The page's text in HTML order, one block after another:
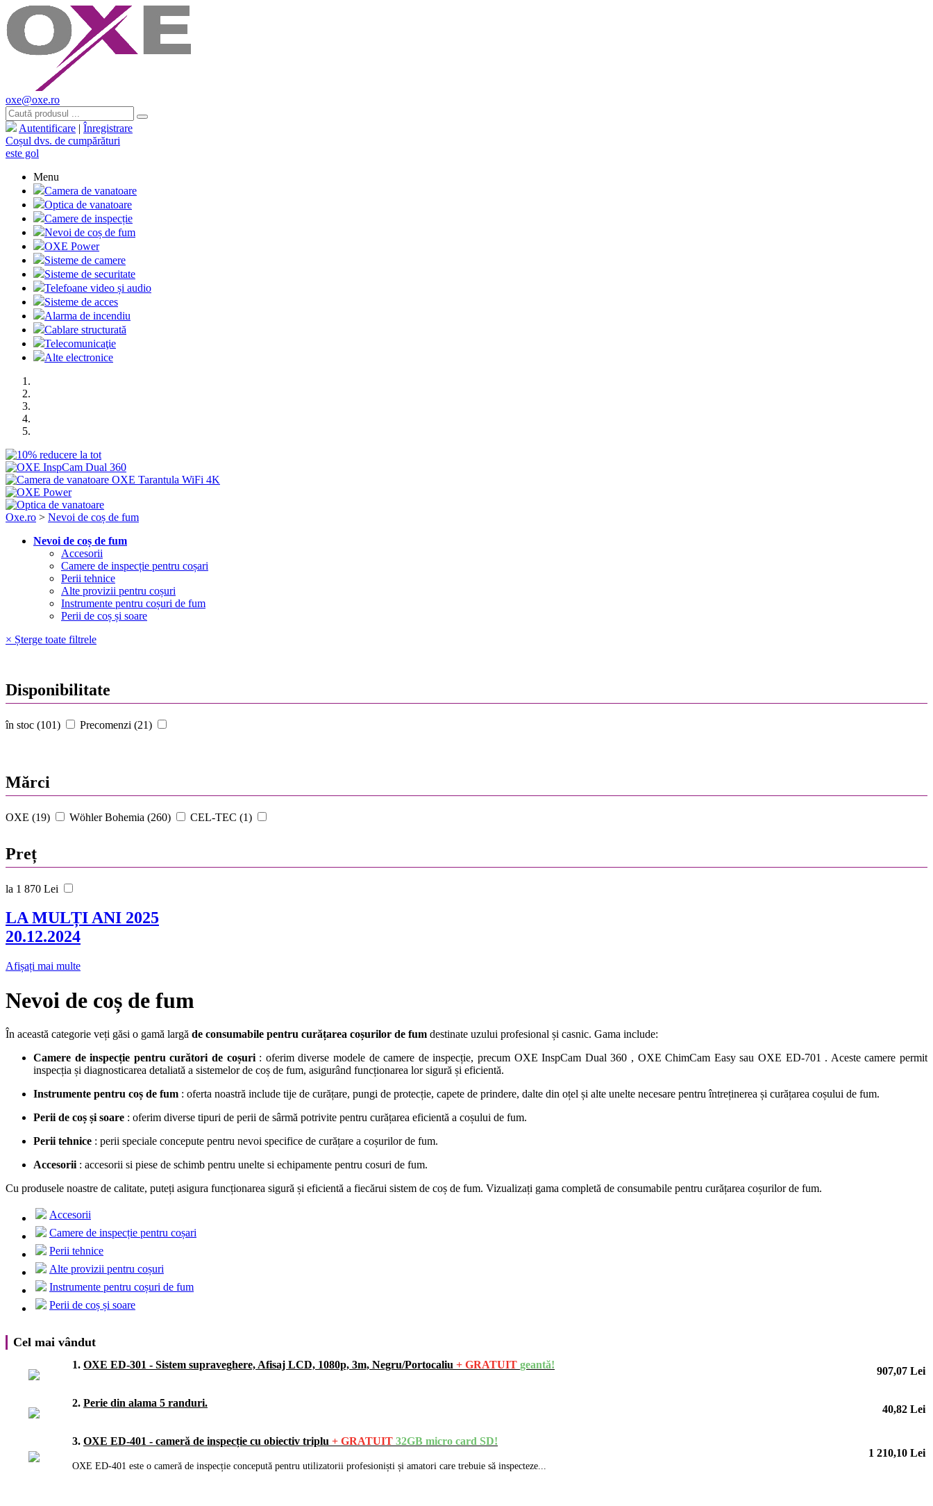
oxe@oxe.ro
Autentificare | Înregistrare
Coșul dvs. de cumpărături
este gol
Menu
Camera de vanatoare
Optica de vanatoare
Camere de inspecție
Nevoi de coș de fum
OXE Power
Sisteme de camere
Sisteme de securitate
Telefoane video și audio
Sisteme de acces
Alarma de incendiu
Cablare structurată
Telecomunicaţie
Alte electronice
Oxe.ro > Nevoi de coș de fum
Nevoi de coș de fum
Accesorii
Camere de inspecție pentru coșari
Perii tehnice
Alte provizii pentru coșuri
Instrumente pentru coșuri de fum
Perii de coș și soare
× Șterge toate filtrele
Disponibilitate
în stoc (101) Precomenzi (21)
Mărci
OXE (19) Wöhler Bohemia (260) CEL-TEC (1)
Preț
la 1 870 Lei
LA MULȚI ANI 2025
20.12.2024
Afișați mai multe
Nevoi de coș de fum
În această categorie veți găsi o gamă largă de consumabile pentru curățarea coșurilor de fum destinate uzului profesional și casnic. Gama include:
Camere de inspecție pentru curători de coșuri: oferim diverse modele de camere de inspecție, precum OXE InspCam Dual 360 , OXE ChimCam Easy sau OXE ED-701 . Aceste camere permit
inspecția și diagnosticarea detaliată a sistemelor de coș de fum, asigurând funcționarea lor sigură și eficientă.
Instrumente pentru coș de fum : oferta noastră include tije de curățare, pungi de protecție, capete de prindere, dalte din oțel și alte unelte necesare pentru întreținerea și curățarea coșului de fum.
Perii de coș și soare : oferim diverse tipuri de perii de sârmă potrivite pentru curățarea eficientă a coșului de fum.
Perii tehnice : perii speciale concepute pentru nevoi specifice de curățare a coșurilor de fum.
Accesorii : accesorii si piese de schimb pentru unelte si echipamente pentru cosuri de fum.
Cu produsele noastre de calitate, puteți asigura funcționarea sigură și eficientă a fiecărui sistem de coș de fum. Vizualizați gama completă de consumabile pentru curățarea coșurilor de fum.
Accesorii
Camere de inspecție pentru coșari
Perii tehnice
Alte provizii pentru coșuri
Instrumente pentru coșuri de fum
Perii de coș și soare
Cel mai vândut
1. OXE ED-301 - Sistem supraveghere, Afisaj LCD, 1080p, 3m, Negru/Portocaliu + GRATUIT geantă!
907,07 Lei
2. Perie din alama 5 randuri.
40,82 Lei
3. OXE ED-401 - cameră de inspecție cu obiectiv triplu + GRATUIT 32GB micro card SD!
OXE ED-401 este o cameră de inspecție concepută pentru utilizatorii profesioniști și amatori care trebuie să inspecteze...
1 210,10 Lei